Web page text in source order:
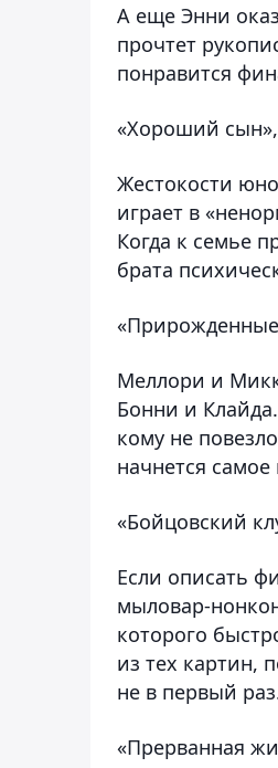
А еще Энни
прочтет
понравится
«Хороший
Жестокости
играет в
Когда к семье
брата
Меллори и
Бонни и
кому не
начнется
«Бойцовский
Если описать
мыловар-
которого
из тех картин,
не в первый
«Прерванная